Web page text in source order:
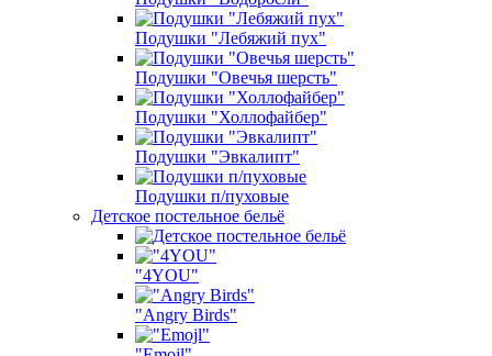
Подушки "Лебяжий пух"
Подушки "Овечья шерсть"
Подушки "Холлофайбер"
Подушки "Эвкалипт"
Подушки п/пуховые
Детское постельное бельё
"4YOU"
"Angry Birds"